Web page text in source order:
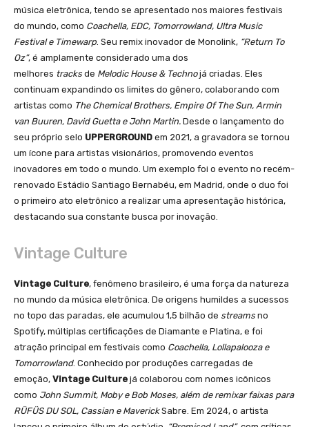
música eletrônica, tendo se apresentado nos maiores festivais
do mundo, como Coachella, EDC, Tomorrowland, Ultra Music
Festival e Timewarp . Seu remix inovador de Monolink, “Return To
Oz”, é amplamente considerado uma dos
melhores tracks de Melodic House & Technojá criadas. Eles
continuam expandindo os limites do gênero, colaborando com
artistas como The Chemical Brothers, Empire Of The Sun, Armin
van Buuren, David Guetta e John Martin. Desde o lançamento do
seu próprio selo UPPERGROUND em 2021, a gravadora se tornou
um ícone para artistas visionários, promovendo eventos
inovadores em todo o mundo. Um exemplo foi o evento no recém-
renovado Estádio Santiago Bernabéu, em Madrid, onde o duo foi
o primeiro ato eletrônico a realizar uma apresentação histórica,
destacando sua constante busca por inovação.
Vintage Culture
Vintage Culture, fenômeno brasileiro, é uma força da natureza
no mundo da música eletrônica. De origens humildes a sucessos
no topo das paradas, ele acumulou 1,5 bilhão de streams no
Spotify, múltiplas certificações de Diamante e Platina, e foi
atração principal em festivais como Coachella, Lollapalooza e
Tomorrowland. Conhecido por produções carregadas de
emoção, Vintage Culture já colaborou com nomes icônicos
como John Summit, Moby e Bob Moses, além de remixar faixas para
RÜFÜS DU SOL, Cassian e MaverickSabre. Em 2024, o artista